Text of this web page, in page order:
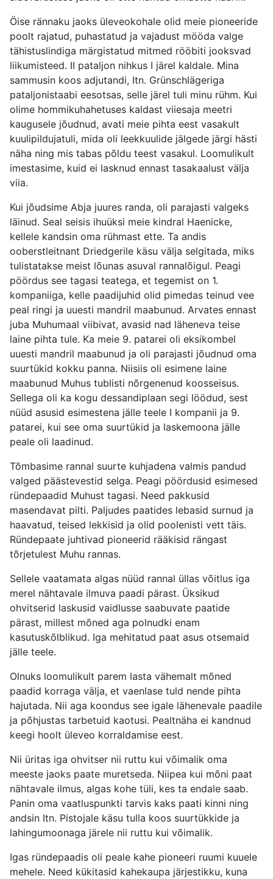
Öise rännaku jaoks üleveokohale olid meie pioneeride
poolt rajatud, puhastatud ja vajadust mööda valge
tähistuslindiga märgistatud mitmed rööbiti jooksvad
liikumisteed. II pataljon nihkus I järel kaldale. Mina
sammusin koos adjutandi, Itn. Grünschlägeriga
pataljonistaabi eesotsas, selle järel tuli minu rühm. Kui
olime hommikuhahetuses kaldast viiesaja meetri
kaugusele jõudnud, avati meie pihta eest vasakult
kuulipildujatuli, mida oli leekkuulide jälgede järgi hästi
näha ning mis tabas põldu teest vasakul. Loomulikult
imestasime, kuid ei lasknud ennast tasakaalust välja
viia.
Kui jõudsime Abja juures randa, oli parajasti valgeks
läinud. Seal seisis ihuüksi meie kindral Haenicke,
kellele kandsin oma rühmast ette. Ta andis
ooberstleitnant Driedgerile käsu välja selgitada, miks
tulistatakse meist lõunas asuval rannalõigul. Peagi
pöördus see tagasi teatega, et tegemist on 1.
kompaniiga, kelle paadijuhid olid pimedas teinud vee
peal ringi ja uuesti mandril maabunud. Arvates ennast
juba Muhumaal viibivat, avasid nad läheneva teise
laine pihta tule. Ka meie 9. patarei oli eksikombel
uuesti mandril maabunud ja oli parajasti jõudnud oma
suurtükid kokku panna. Niisiis oli esimene laine
maabunud Muhus tublisti nõrgenenud koosseisus.
Sellega oli ka kogu dessandiplaan segi löödud, sest
nüüd asusid esimestena jälle teele I kompanii ja 9.
patarei, kui see oma suurtükid ja laskemoona jälle
peale oli laadinud.
Tõmbasime rannal suurte kuhjadena valmis pandud
valged päästevestid selga. Peagi pöördusid esimesed
ründepaadid Muhust tagasi. Need pakkusid
masendavat pilti. Paljudes paatides lebasid surnud ja
haavatud, teised lekkisid ja olid poolenisti vett täis.
Ründepaate juhtivad pioneerid rääkisid rängast
tõrjetulest Muhu rannas.
Sellele vaatamata algas nüüd rannal üllas võitlus iga
merel nähtavale ilmuva paadi pärast. Üksikud
ohvitserid laskusid vaidlusse saabuvate paatide
pärast, millest mõned aga polnudki enam
kasutuskõlblikud. Iga mehitatud paat asus otsemaid
jälle teele.
Olnuks loomulikult parem lasta vähemalt mõned
paadid korraga välja, et vaenlase tuld nende pihta
hajutada. Nii aga koondus see igale lähenevale paadile
ja põhjustas tarbetuid kaotusi. Pealtnäha ei kandnud
keegi hoolt üleveo korraldamise eest.
Nii üritas iga ohvitser nii ruttu kui võimalik oma
meeste jaoks paate muretseda. Niipea kui mõni paat
nähtavale ilmus, algas kohe tüli, kes ta endale saab.
Panin oma vaatluspunkti tarvis kaks paati kinni ning
andsin Itn. Pistojale käsu tulla koos suurtükkide ja
lahingumoonaga järele nii ruttu kui võimalik.
Igas ründepaadis oli peale kahe pioneeri ruumi kuuele
mehele. Need kükitasid kahekaupa järjestikku, kuna